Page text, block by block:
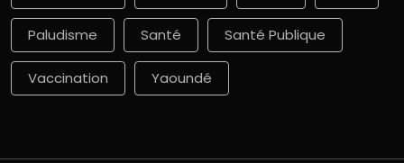
Paludisme Santé Santé Publique
Vaccination Yaoundé